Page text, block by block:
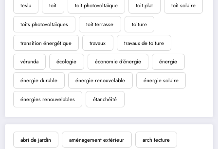
tesla toit toit photovoltaïque toit plat toit solaire
toits photovoltaïques toit terrasse toiture
transition énergétique travaux travaux de toiture
véranda écologie économie d'énergie énergie
énergie durable énergie renouvelable énergie solaire
énergies renouvelables étanchéité
abri de jardin aménagement extérieur architecture